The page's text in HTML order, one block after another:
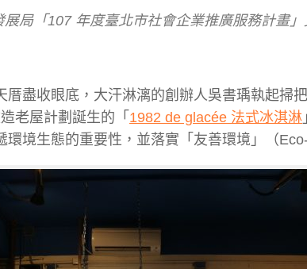
局「107 年度臺北市社會企業推廣服務計畫」
盡收眼底，大汗淋漓的創辦人吳書瑀執起掃
老屋計劃誕生的「 1982 de glacée 法式冰淇淋
境生態的重要性，並落實「友善環境」（